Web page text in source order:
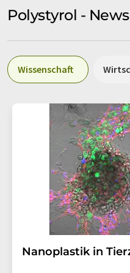
Polystyrol -
Wissenschaft
Nanoplastik in